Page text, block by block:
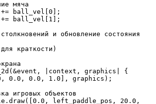
мяча
+= ball_vel[0];
+= ball_vel[1];
для краткости)
|context, graphics| {
0.0, 0.0, 1.0], graphics);
игровых объектов